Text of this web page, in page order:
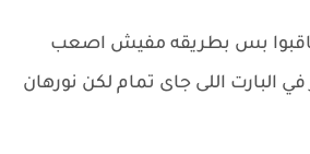
بس بطريقه مفيش اصعب
في البارت اللى جاى تمام لكن نورهان